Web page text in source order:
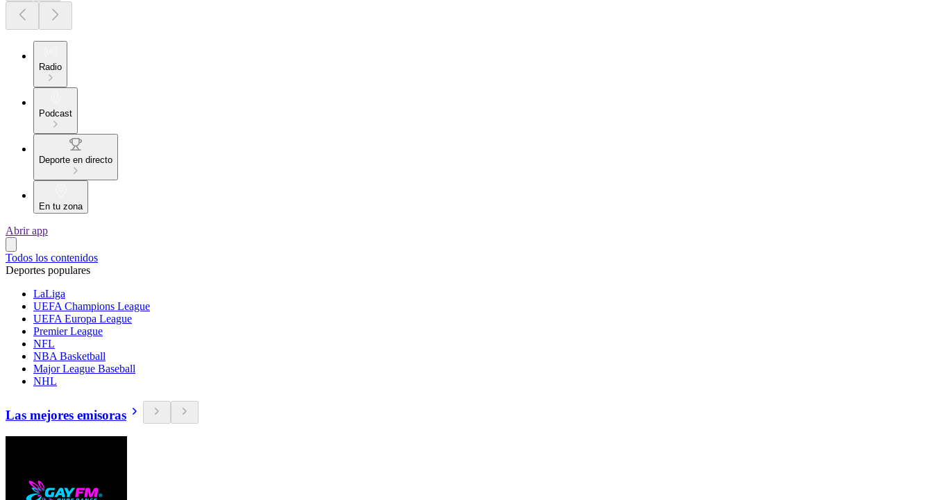
Radio
Podcast
Deporte en directo
En tu zona
Abrir app
Todos los contenidos
Deportes populares
LaLiga
UEFA Champions League
UEFA Europa League
Premier League
NFL
NBA Basketball
Major League Baseball
NHL
Las mejores emisoras